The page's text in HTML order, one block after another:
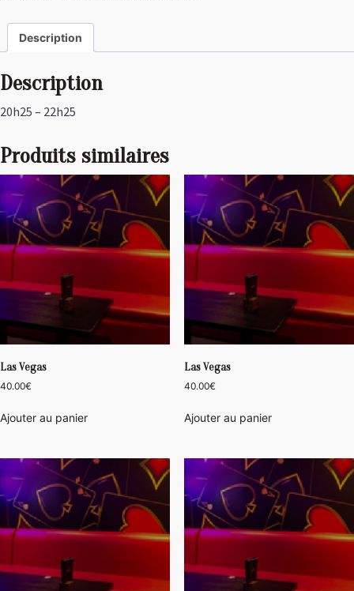
Description
Description
20h25 – 22h25
Produits similaires
Las Vegas
40.00€
Ajouter au panier
Las Vegas
40.00€
Ajouter au panier